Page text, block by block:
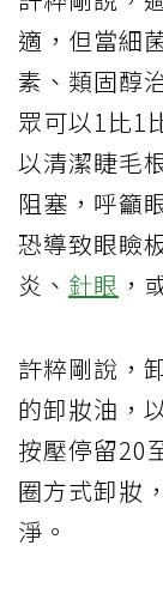
適，但當細
素、類固醇
眾可以1比1
以清潔睫毛
阻塞，呼籲
恐導致眼瞼
炎、 針眼 ，
許粹剛說，
的卸妝油，
按壓停留20
圈方式卸妝
淨。